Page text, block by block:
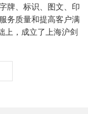
牌、标识、图文、印
务质量和提高客户满
上，成立了上海沪剑